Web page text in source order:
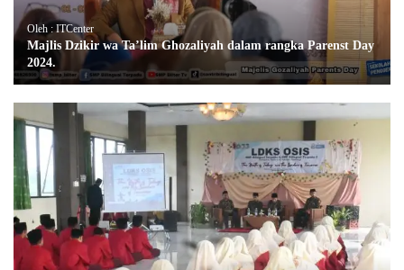
Oleh : ITCenter
Majlis Dzikir wa Ta’lim Ghozaliyah dalam rangka Parenst Day
2024.